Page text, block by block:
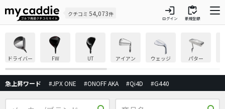
クチコミ 54,073件 login
ログイン
inventory
新規登録
ドライバー FW UT アイアン ウェッジ パター
急上昇ワード #JPX ONE #ONOFF AKA #Qi4D #G440